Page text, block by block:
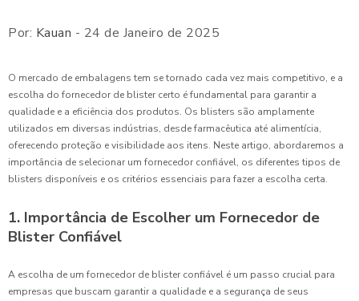
Por: Kauan - 24 de Janeiro de 2025
O mercado de embalagens tem se tornado cada vez mais competitivo, e a
escolha do fornecedor de blister certo é fundamental para garantir a
qualidade e a eficiência dos produtos. Os blisters são amplamente
utilizados em diversas indústrias, desde farmacêutica até alimentícia,
oferecendo proteção e visibilidade aos itens. Neste artigo, abordaremos a
importância de selecionar um fornecedor confiável, os diferentes tipos de
blisters disponíveis e os critérios essenciais para fazer a escolha certa.
1. Importância de Escolher um Fornecedor de
Blister Confiável
A escolha de um fornecedor de blister confiável é um passo crucial para
empresas que buscam garantir a qualidade e a segurança de seus